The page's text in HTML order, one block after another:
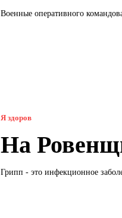
Военные оперативного
Я здоров
На
Грипп - это инфекционное